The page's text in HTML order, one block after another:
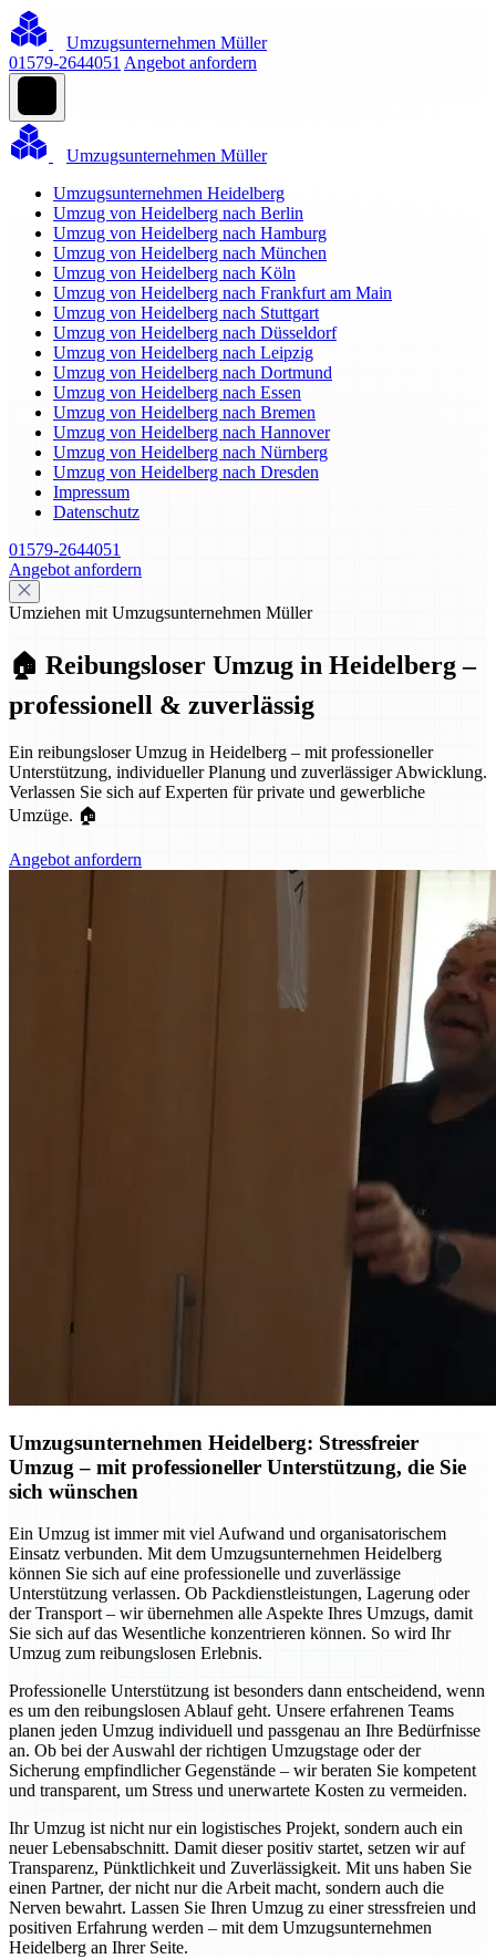
Umzugsunternehmen Müller
01579-2644051 Angebot anfordern
Umzugsunternehmen Müller
Umzugsunternehmen Heidelberg
Umzug von Heidelberg nach Berlin
Umzug von Heidelberg nach Hamburg
Umzug von Heidelberg nach München
Umzug von Heidelberg nach Köln
Umzug von Heidelberg nach Frankfurt am Main
Umzug von Heidelberg nach Stuttgart
Umzug von Heidelberg nach Düsseldorf
Umzug von Heidelberg nach Leipzig
Umzug von Heidelberg nach Dortmund
Umzug von Heidelberg nach Essen
Umzug von Heidelberg nach Bremen
Umzug von Heidelberg nach Hannover
Umzug von Heidelberg nach Nürnberg
Umzug von Heidelberg nach Dresden
Impressum
Datenschutz
01579-2644051
Angebot anfordern
Umziehen mit Umzugsunternehmen Müller
🏠 Reibungsloser Umzug in Heidelberg –
professionell & zuverlässig
Ein reibungsloser Umzug in Heidelberg – mit professioneller
Unterstützung, individueller Planung und zuverlässiger Abwicklung.
Verlassen Sie sich auf Experten für private und gewerbliche
Umzüge. 🏠
Angebot anfordern
Umzugsunternehmen Heidelberg: Stressfreier
Umzug – mit professioneller Unterstützung, die Sie
sich wünschen
Ein Umzug ist immer mit viel Aufwand und organisatorischem
Einsatz verbunden. Mit dem Umzugsunternehmen Heidelberg
können Sie sich auf eine professionelle und zuverlässige
Unterstützung verlassen. Ob Packdienstleistungen, Lagerung oder
der Transport – wir übernehmen alle Aspekte Ihres Umzugs, damit
Sie sich auf das Wesentliche konzentrieren können. So wird Ihr
Umzug zum reibungslosen Erlebnis.
Professionelle Unterstützung ist besonders dann entscheidend, wenn
es um den reibungslosen Ablauf geht. Unsere erfahrenen Teams
planen jeden Umzug individuell und passgenau an Ihre Bedürfnisse
an. Ob bei der Auswahl der richtigen Umzugstage oder der
Sicherung empfindlicher Gegenstände – wir beraten Sie kompetent
und transparent, um Stress und unerwartete Kosten zu vermeiden.
Ihr Umzug ist nicht nur ein logistisches Projekt, sondern auch ein
neuer Lebensabschnitt. Damit dieser positiv startet, setzen wir auf
Transparenz, Pünktlichkeit und Zuverlässigkeit. Mit uns haben Sie
einen Partner, der nicht nur die Arbeit macht, sondern auch die
Nerven bewahrt. Lassen Sie Ihren Umzug zu einer stressfreien und
positiven Erfahrung werden – mit dem Umzugsunternehmen
Heidelberg an Ihrer Seite.